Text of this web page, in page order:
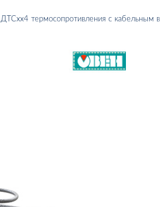
ДТСхх4 термосопротивления с кабельным